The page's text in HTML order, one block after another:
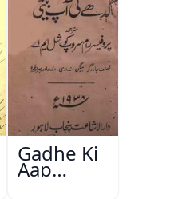
Gadhe Ki
Aap
Beetee